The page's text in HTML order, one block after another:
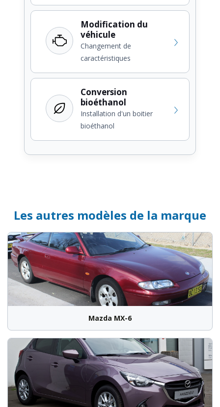
Modification du
véhicule
Changement de
caractéristiques
Conversion
bioéthanol
Installation d'un boitier
bioéthanol
Les autres modèles de la marque
Mazda MX-6